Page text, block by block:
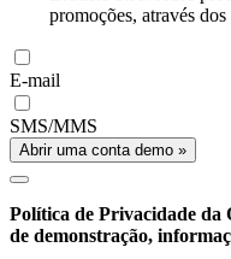
promoções, através
E-mail
SMS/MMS
Abrir uma conta demo »
Política de Privacidade
de demonstração,